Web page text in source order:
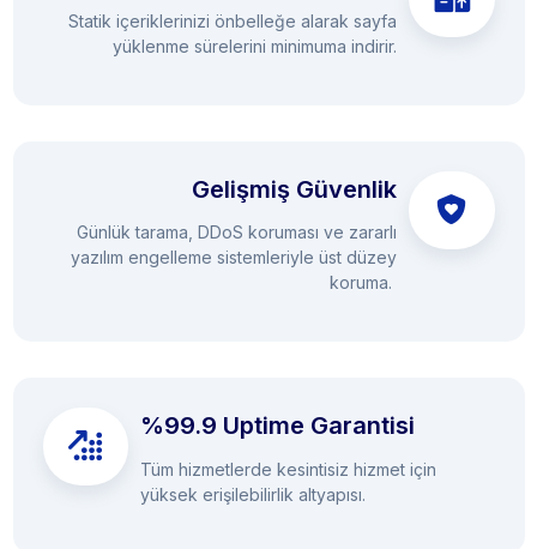
Statik içeriklerinizi önbelleğe alarak sayfa
yüklenme sürelerini minimuma indirir.
Gelişmiş Güvenlik
Günlük tarama, DDoS koruması ve zararlı
yazılım engelleme sistemleriyle üst düzey
koruma.
%99.9 Uptime Garantisi
Tüm hizmetlerde kesintisiz hizmet için
yüksek erişilebilirlik altyapısı.